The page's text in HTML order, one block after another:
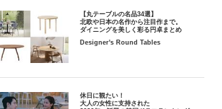
【丸テーブルの名品34選】
北欧や日本の名作から注目作まで。
ダイニングを美しく彩る円卓まとめ
Designer's Round Tables
休日に観たい！
大人の女性に支持された